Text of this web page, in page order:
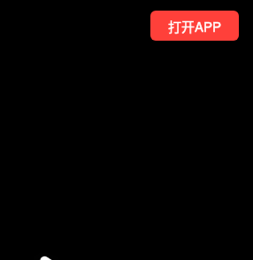
打开APP